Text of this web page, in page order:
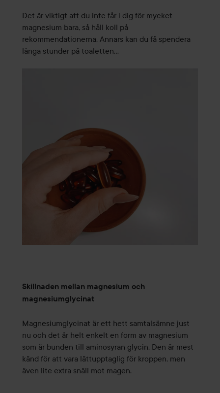
Det är viktigt att du inte får i dig för mycket
magnesium bara, så håll koll på
rekommendationerna. Annars kan du få spendera
långa stunder på toaletten…
Skillnaden mellan magnesium och
magnesiumglycinat
Magnesiumglycinat är ett hett samtalsämne just
nu och det är helt enkelt en form av magnesium
som är bunden till aminosyran glycin. Den är mest
känd för att vara lättupptaglig för kroppen, men
även lite extra snäll mot magen.